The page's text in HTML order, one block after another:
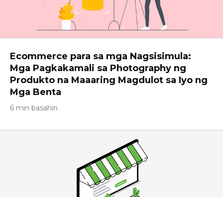
Ecommerce para sa mga Nagsisimula:
Mga Pagkakamali sa Photography ng
Produkto na Maaaring Magdulot sa Iyo ng
Mga Benta
6 min basahin